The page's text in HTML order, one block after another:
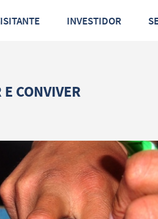
VISITANTE INVESTIDOR
CONVIVER